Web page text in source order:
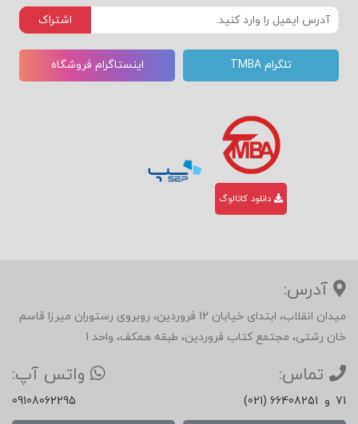
اشتراک
تلگرام TMBA اینستاگرام فروشگاه
دانلود کاتالوگ
آدرس:
میدان انقلاب، ابتدای خیابان 12 فروردین، روبروی رستوران میرزا قاسم
خان رشتی، مجتمع کتاب فروردین، طبقه همکف، واحد 1
تماس:
(021) 66408251 و 71
واتس آپ:
09108062295